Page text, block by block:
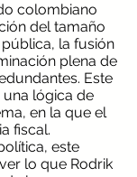
colombiano
del tamaño
la fusión
plena de
Este
lógica de
en la que el
fiscal.
este
lo que Rodrik